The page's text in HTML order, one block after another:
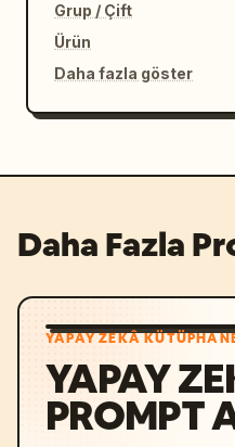
Grup / Çift
Ürün
Daha fazla göster
Daha Fazla
YAPAY ZEKÂ
YAPAY
PROMPT